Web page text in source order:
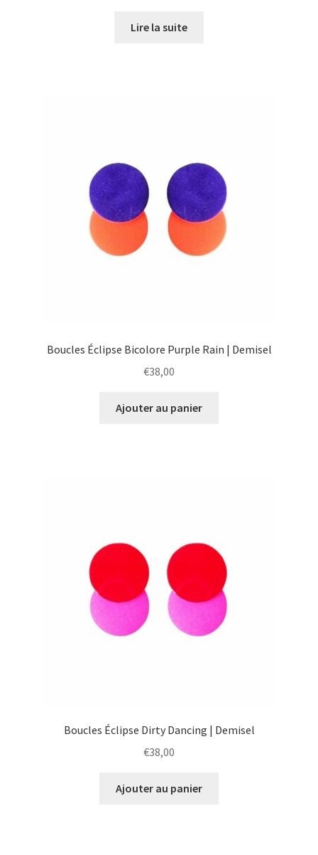
Lire la suite
Boucles Éclipse Bicolore Purple Rain | Demisel
€38,00
Ajouter au panier
Boucles Éclipse Dirty Dancing | Demisel
€38,00
Ajouter au panier